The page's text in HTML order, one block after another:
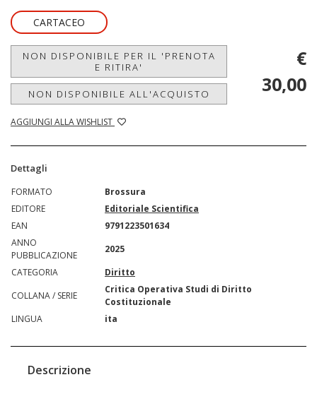
CARTACEO
NON DISPONIBILE PER IL 'PRENOTA
E RITIRA'
NON DISPONIBILE ALL'ACQUISTO
AGGIUNGI ALLA WISHLIST
€
30,00
Dettagli
FORMATO
Brossura
EDITORE
Editoriale Scientifica
EAN
9791223501634
ANNO
PUBBLICAZIONE
2025
CATEGORIA
Diritto
COLLANA / SERIE
Critica Operativa Studi di Diritto
Costituzionale
LINGUA
ita
Descrizione